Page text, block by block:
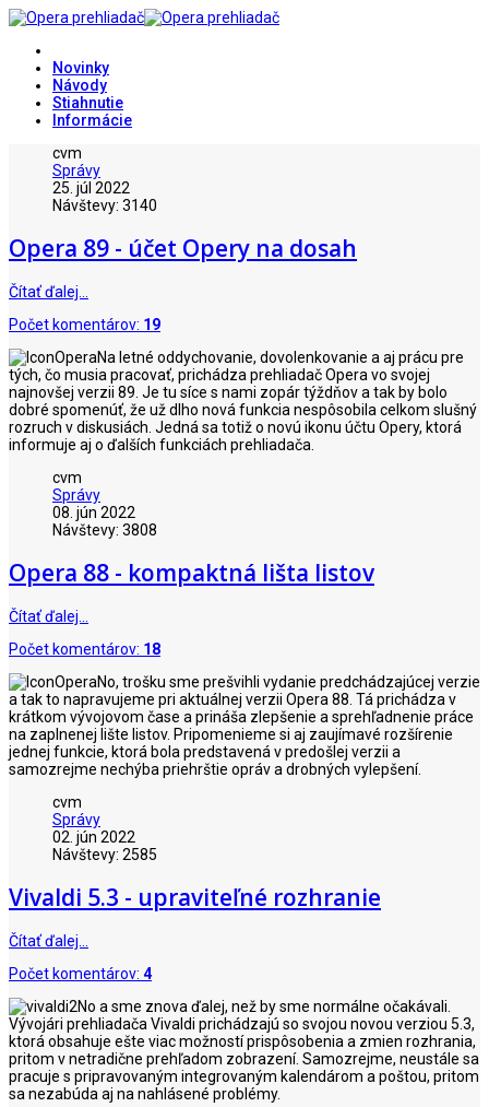
Novinky
Návody
Stiahnutie
Informácie
cvm
Správy
25. júl 2022
Návštevy: 3140
Opera 89 - účet Opery na dosah
Čítať ďalej…
Počet komentárov: 19
Na letné oddychovanie, dovolenkovanie a aj prácu pre
tých, čo musia pracovať, prichádza prehliadač Opera vo svojej
najnovšej verzii 89. Je tu síce s nami zopár týždňov a tak by bolo
dobré spomenúť, že už dlho nová funkcia nespôsobila celkom slušný
rozruch v diskusiách. Jedná sa totiž o novú ikonu účtu Opery, ktorá
informuje aj o ďalších funkciách prehliadača.
cvm
Správy
08. jún 2022
Návštevy: 3808
Opera 88 - kompaktná lišta listov
Čítať ďalej…
Počet komentárov: 18
No, trošku sme prešvihli vydanie predchádzajúcej verzie
a tak to napravujeme pri aktuálnej verzii Opera 88. Tá prichádza v
krátkom vývojovom čase a prináša zlepšenie a sprehľadnenie práce
na zaplnenej lište listov. Pripomenieme si aj zaujímavé rozšírenie
jednej funkcie, ktorá bola predstavená v predošlej verzii a
samozrejme nechýba priehrštie opráv a drobných vylepšení.
cvm
Správy
02. jún 2022
Návštevy: 2585
Vivaldi 5.3 - upraviteľné rozhranie
Čítať ďalej…
Počet komentárov: 4
No a sme znova ďalej, než by sme normálne očakávali.
Vývojári prehliadača Vivaldi prichádzajú so svojou novou verziou 5.3,
ktorá obsahuje ešte viac možností prispôsobenia a zmien rozhrania,
pritom v netradične prehľadom zobrazení. Samozrejme, neustále sa
pracuje s pripravovaným integrovaným kalendárom a poštou, pritom
sa nezabúda aj na nahlásené problémy.